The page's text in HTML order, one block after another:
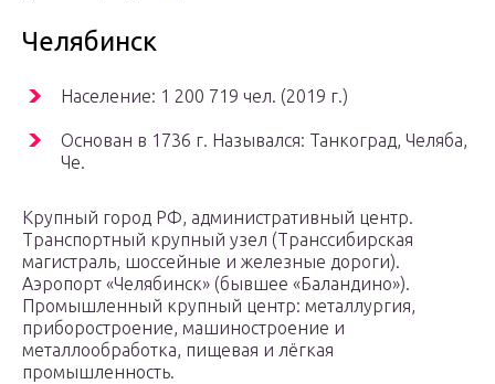
Челябинск
Население: 1 200 719 чел. (2019 г.)
Основан в 1736 г. Назывался: Танкоград, Челяба,
Че.
Крупный город РФ, административный центр.
Транспортный крупный узел (Транссибирская
магистраль, шоссейные и железные дороги).
Аэропорт «Челябинск» (бывшее «Баландино»).
Промышленный крупный центр: металлургия,
приборостроение, машиностроение и
металлообработка, пищевая и лёгкая
промышленность.